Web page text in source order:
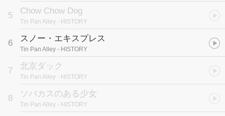
5 Chow Chow Dog
Tin Pan Alley - HISTORY
6 スノー・エキスプレス
Tin Pan Alley - HISTORY
7 北京ダック
Tin Pan Alley - HISTORY
8 ソバカスのある少女
Tin Pan Alley - HISTORY